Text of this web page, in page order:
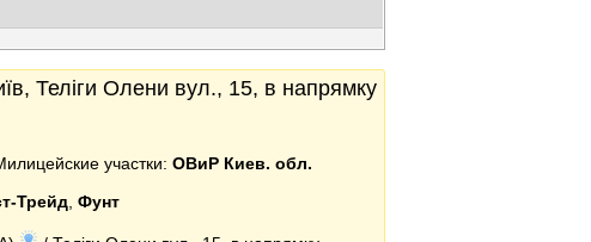
Теліги Олени вул., 15, в напрямку
участки: ОВиР Киев. обл.
Трейд Фунт